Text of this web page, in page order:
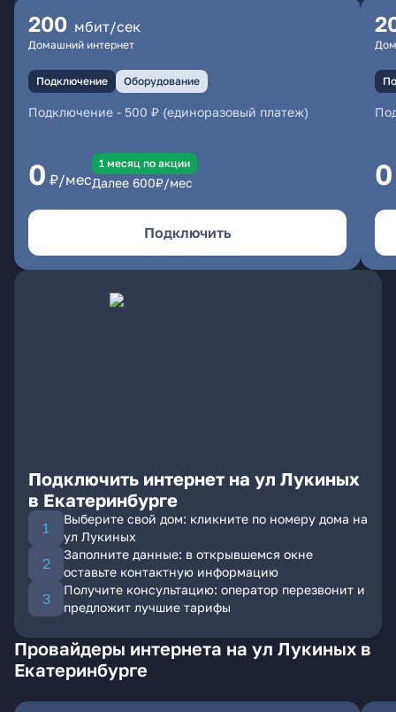
200 мбит/сек
Домашний интернет
Подключение Оборудование
Подключение - 500 ₽ (единоразовый платеж)
0 ₽/мес
1 месяц по акции
Далее 600₽/мес
Подключить
0
Подключить интернет на ул Лукиных
в Екатеринбурге
Выберите свой дом: кликните по номеру дома на
ул Лукиных
Заполните данные: в открывшемся окне
оставьте контактную информацию
Получите консультацию: оператор перезвонит и
предложит лучшие тарифы
Провайдеры интернета на ул Лукиных в
Екатеринбурге